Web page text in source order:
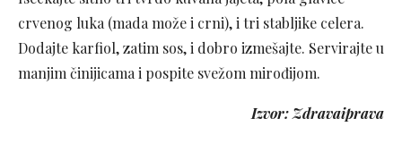
crvenog luka (mada može i crni), i tri stabljike celera.
Dodajte karfiol, zatim sos, i dobro izmešajte. Servirajte u
manjim činijicama i pospite svežom mirođijom.
Izvor: Zdravaiprava